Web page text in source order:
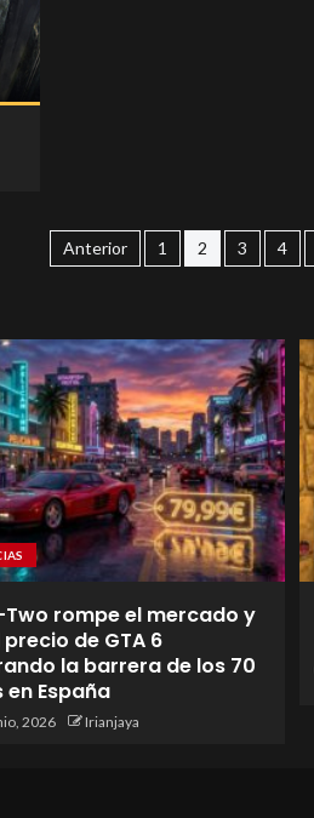
Anterior 1 2 3 4
Two rompe el mercado y
de GTA 6
la barrera de los 70
en España
2026 Irianjaya